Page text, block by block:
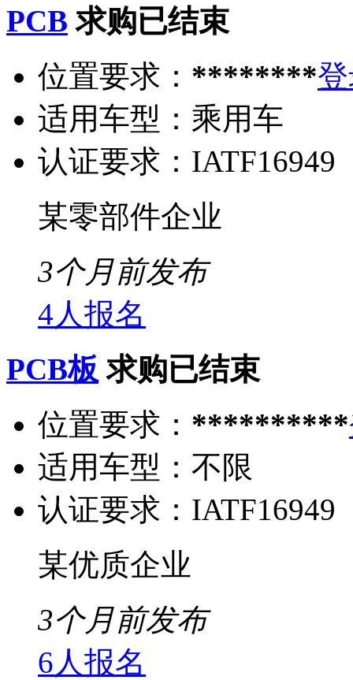
PCB 求购已结束
位置要求： ********
适用车型： 乘用车
认证要求： IATF16949
某零部件企业
3个月前发布
4人报名
PCB板 求购已结束
位置要求： **********
适用车型： 不限
认证要求： IATF16949
某优质企业
3个月前发布
6人报名